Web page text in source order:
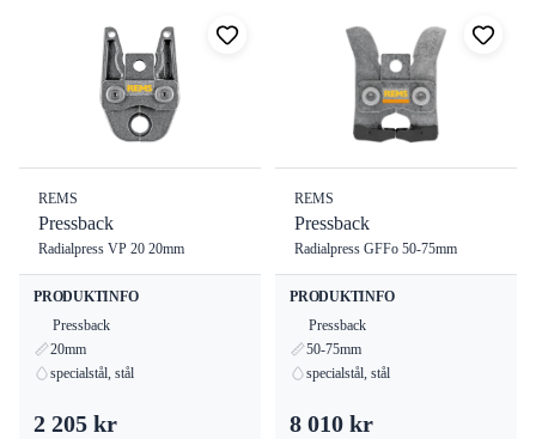
REMS
Pressback
Radialpress VP 20 20mm
PRODUKTINFO
Pressback
20mm
specialstål, stål
2 205 kr
REMS
Pressback
Radialpress GFFo 50-75mm
PRODUKTINFO
Pressback
50-75mm
specialstål, stål
8 010 kr